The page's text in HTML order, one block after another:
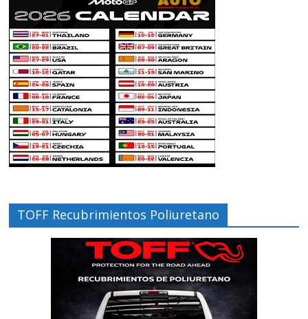
TOFF Recubrimientos Poliuretano